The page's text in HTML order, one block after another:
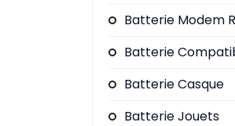
Batterie Modem
Batterie
Batterie Casque
Batterie Jouets